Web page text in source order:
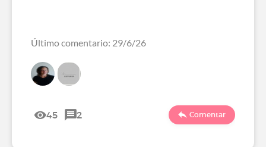
Último comentario: 29/6/26
45 2 Comentar